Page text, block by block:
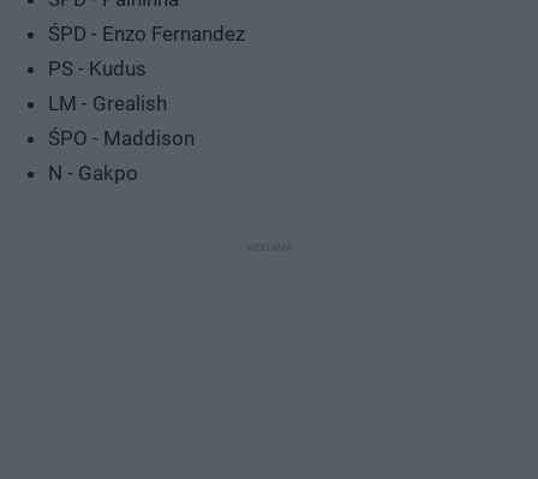
ŚPD - Enzo Fernandez
PS - Kudus
LM - Grealish
ŚPO - Maddison
N - Gakpo